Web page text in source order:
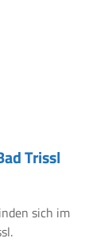
Trissl
sich im